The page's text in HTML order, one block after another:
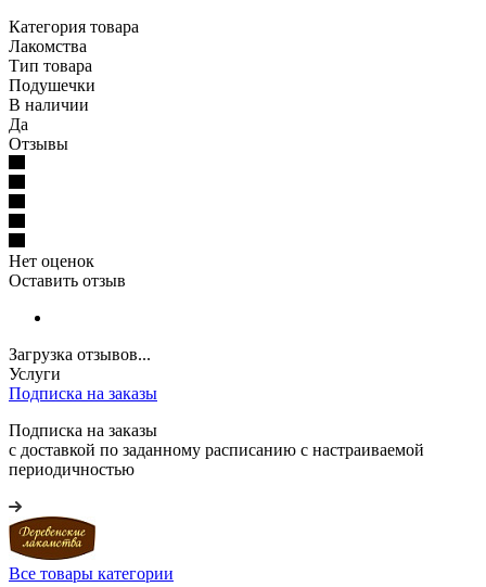
Категория товара
Лакомства
Тип товара
Подушечки
В наличии
Да
Отзывы
Нет оценок
Оставить отзыв
Загрузка отзывов...
Услуги
Подписка на заказы
Подписка на заказы
с доставкой по заданному расписанию с настраиваемой
периодичностью
Все товары категории